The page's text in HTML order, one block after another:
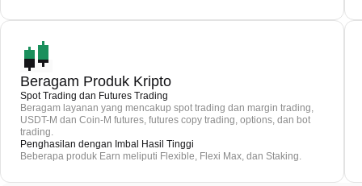
Beragam Produk Kripto
Spot Trading dan Futures Trading
Beragam layanan yang mencakup spot trading dan margin trading,
USDT-M dan Coin-M futures, futures copy trading, options, dan bot
trading.
Penghasilan dengan Imbal Hasil Tinggi
Beberapa produk Earn meliputi Flexible, Flexi Max, dan Staking.